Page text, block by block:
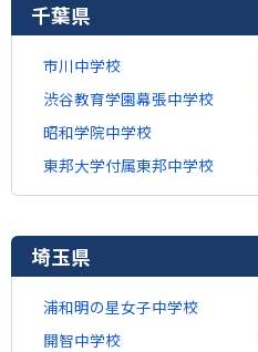
千葉県
市川中学校
渋谷教育学園幕張中学校
昭和学院中学校
東邦大学付属東邦中学校
埼玉県
浦和明の星女子中学校
開智中学校